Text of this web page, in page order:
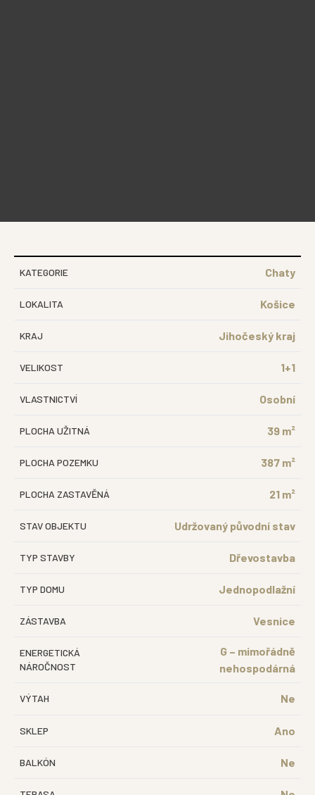
KATEGORIE Chaty
LOKALITA Košice
KRAJ Jihočeský kraj
VELIKOST 1+1
VLASTNICTVÍ Osobní
PLOCHA UŽITNÁ 39 m²
PLOCHA POZEMKU 387 m²
PLOCHA ZASTAVĚNÁ 21 m²
STAV OBJEKTU Udržovaný původní stav
TYP STAVBY Dřevostavba
TYP DOMU Jednopodlažní
ZÁSTAVBA Vesnice
ENERGETICKÁ
NÁROČNOST
G – mimořádně
nehospodárná
VÝTAH Ne
SKLEP Ano
BALKÓN Ne